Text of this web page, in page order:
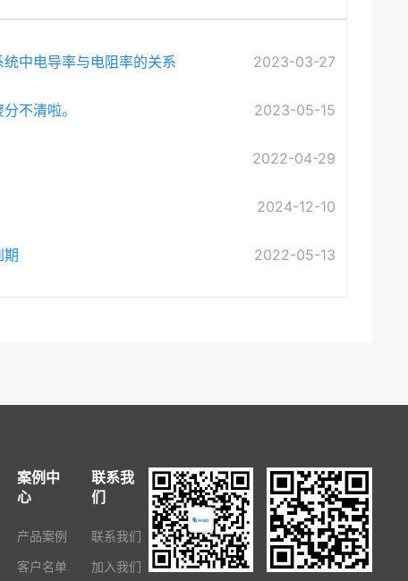
中电导率与电阻率的关系 2023-03-27
不清啦。 2023-05-15
2022-04-29
2024-12-10
期 2022-05-13
案例中
心
产品案例
客户名单
联系我
们
联系我们
加入我们